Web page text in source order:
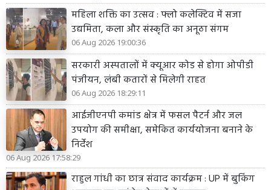
महिला शक्ति का उत्सव : फ्लो कलेक्टिव में सजा
उद्यमिता, कला और संस्कृति का अनूठा संगम
06 Aug 2026 19:00:36
सरकारी अस्पतालों में क्यूआर कोड से होगा ओपीडी
पंजीयन, लंबी कतारों से मिलेगी राहत
06 Aug 2026 18:29:11
आईजीएनपी कमांड क्षेत्र में फसल पैटर्न और जल
उपयोग की समीक्षा, समेकित कार्ययोजना बनाने के
निर्देश
06 Aug 2026 17:58:29
राहुल गांधी का छात्र संवाद कार्यक्रम : UP में बुकिंग